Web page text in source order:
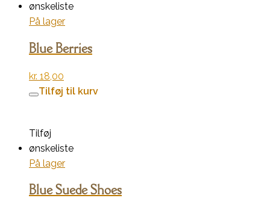
ønskeliste
På lager
Blue Berries
kr. 18,00
Tilføj til kurv
Tilføj
ønskeliste
På lager
Blue Suede Shoes